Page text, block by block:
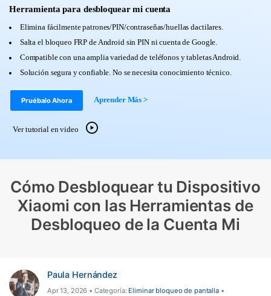
Quiénes somos
Ver Kit Completo >
Productos
Para PC
Para Celular
Herramientas Online
Más
Recursos
Descubre lo mejor de Dr.Fone
Guías
Soporte
Transferencia de Datos
Protección del Móvil
Encuentra Más Soluciones
Desbloqueo FRP en Android 16
Iniciar sesión
Herramienta para desbloquear mi cuenta
Elimina fácilmente patrones/PIN/contraseñas/huellas dactilares.
Salta el bloqueo FRP de Android sin PIN ni cuenta de Google.
Compatible con una amplia variedad de teléfonos y tabletas Android.
Solución segura y confiable. No se necesita conocimiento técnico.
Pruébalo Ahora Aprender Más >
Ver tutorial en video
Cómo Desbloquear tu Dispositivo
Xiaomi con las Herramientas de
Desbloqueo de la Cuenta Mi
Paula Hernández
Apr 13, 2026 • Categoría: Eliminar bloqueo de pantalla•